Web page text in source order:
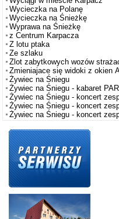
Wycieczka na Polanę
Wycieczka na Śnieżkę
Wyprawa na Śnieżkę
z Centrum Karpacza
Z lotu ptaka
Ze szlaku
Zlot zabytkowych wozów
Zmieniajace się widoki z okien
Żywiec na Śniegu
Żywiec na Śniegu - kabaret
Żywiec na Śniegu - koncert
Żywiec na Śniegu - koncert
Żywiec na Śniegu - koncert